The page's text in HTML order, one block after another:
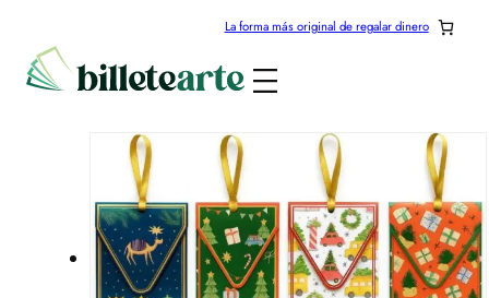
contenido
La forma más original de regalar dinero